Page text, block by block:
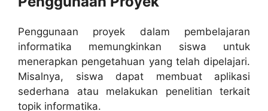
Penggunaan proyek dalam pembelajaran
informatika memungkinkan siswa untuk
menerapkan pengetahuan yang telah dipelajari.
Misalnya, siswa dapat membuat aplikasi
sederhana atau melakukan penelitian terkait
topik informatika.